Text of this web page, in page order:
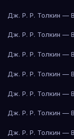
Дж. Р. Р. Толкин —
Дж. Р. Р. Толкин —
Дж. Р. Р. Толкин —
Дж. Р. Р. Толкин —
Дж. Р. Р. Толкин —
Дж. Р. Р. Толкин —
Дж. Р. Р. Толкин —